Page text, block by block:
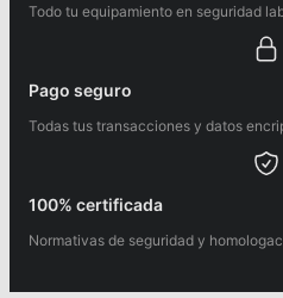
Todo tu equipamiento en seguridad
Pago seguro
Todas tus transacciones y datos
100% certificada
Normativas de seguridad y